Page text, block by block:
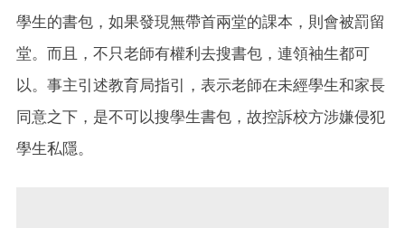
學生的書包，如果發現無帶首兩堂的課本，則會被罰留
堂。而且，不只老師有權利去搜書包，連領袖生都可
以。事主引述教育局指引，表示老師在未經學生和家長
同意之下，是不可以搜學生書包，故控訴校方涉嫌侵犯
學生私隱。